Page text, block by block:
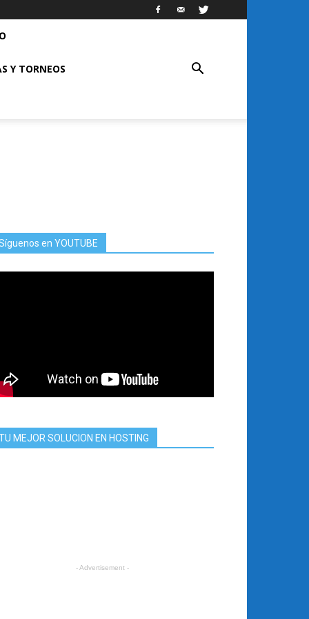
Y TORNEOS
en YOUTUBE
MEJOR SOLUCION EN HOSTING
- Advertisement -